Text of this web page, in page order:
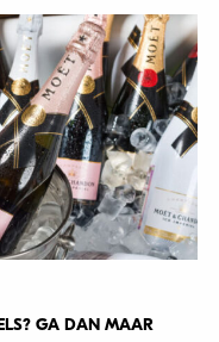
GA DAN MAAR